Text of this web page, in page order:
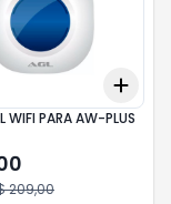
Add
WIFI PARA AW-PLUS
209,00